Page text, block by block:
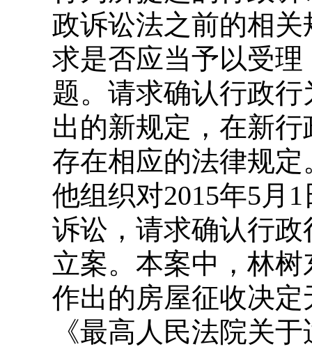
政诉讼法之前的相
求是否应当予以受
题。请求确认行政
出的新规定，在新
存在相应的法律规
他组织对2015年5月
诉讼，请求确认行
立案。本案中，林树
作出的房屋征收决
《最高人民法院关